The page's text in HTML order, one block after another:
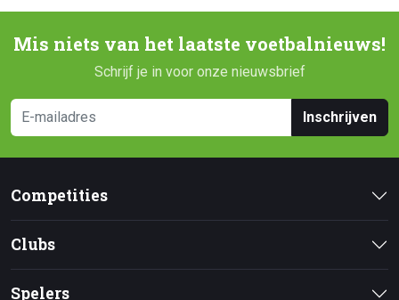
Mis niets van het laatste voetbalnieuws!
Schrijf je in voor onze nieuwsbrief
Inschrijven
Competities
Clubs
Spelers